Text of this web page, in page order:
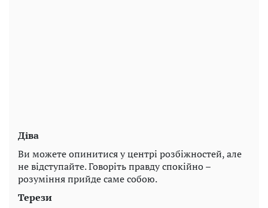
Діва
Ви можете опинитися у центрі розбіжностей, але
не відступайте. Говоріть правду спокійно –
розуміння прийде саме собою.
Терези